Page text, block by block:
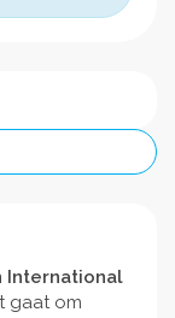
International
gaat om